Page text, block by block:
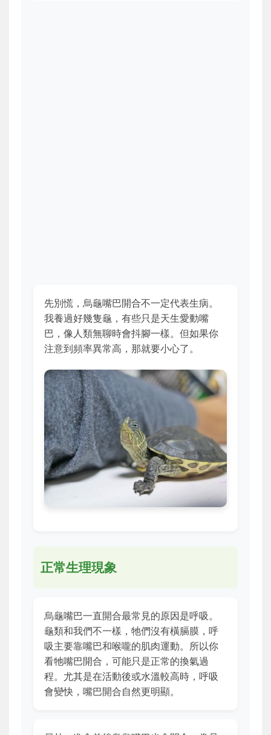
先別慌，烏龜嘴巴開合不一定代表生病。
我養過好幾隻龜，有些只是天生愛動嘴
巴，像人類無聊時會抖腳一樣。但如果你
注意到頻率異常高，那就要小心了。
正常生理現象
烏龜嘴巴一直開合最常見的原因是呼吸。
龜類和我們不一樣，牠們沒有橫膈膜，呼
吸主要靠嘴巴和喉嚨的肌肉運動。所以你
看牠嘴巴開合，可能只是正常的換氣過
程。尤其是在活動後或水溫較高時，呼吸
會變快，嘴巴開合自然更明顯。